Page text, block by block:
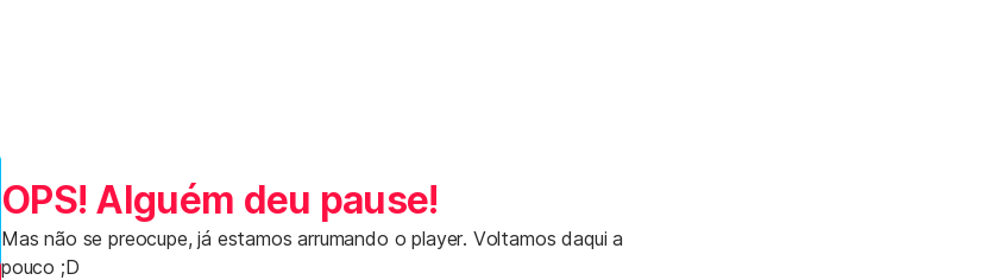
OPS! Alguém deu pause!
Mas não se preocupe, já estamos arrumando o player. Voltamos daqui a
pouco ;D